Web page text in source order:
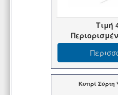
Τιμή
Κυπρί Σύρτη